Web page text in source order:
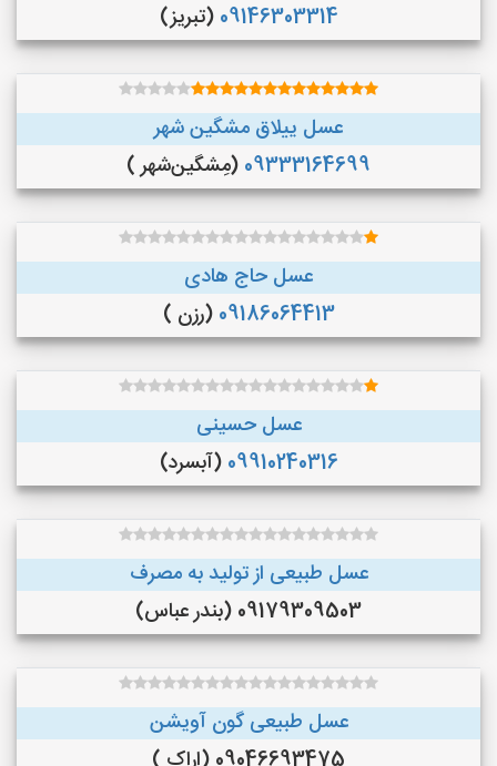
09146303314 (تبریز)
عسل ییلاق مشگین شهر
09333164699 (مِشگین‌شهر )
عسل حاج هادی
09186064413 (رزن )
عسل حسینی
09910240316 (آبسرد)
عسل طبیعی از تولید به مصرف
09179309503 (بندر عباس)
عسل طبیعی گون آویشن